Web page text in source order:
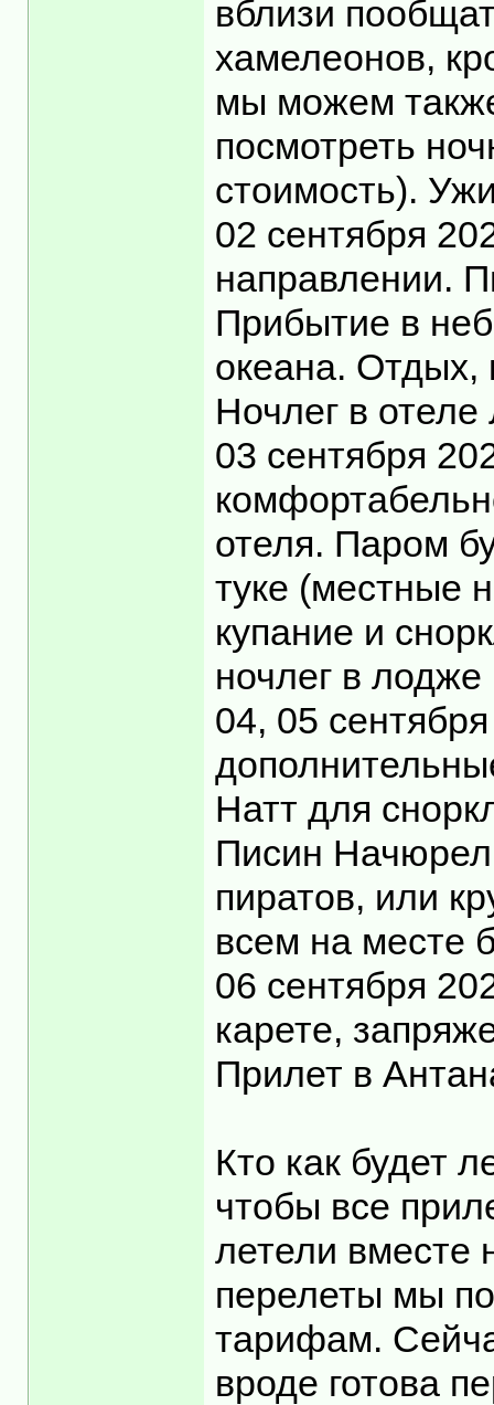
вблизи
хамелеонов,
мы можем
посмотреть
стоимость).
02 сентября
направлении.
Прибытие в
океана. Отдых,
Ночлег в
03 сентября
отеля. Паром
туке (местные
купание и
ночлег в
04, 05
Натт для
Писин Начюрел
пиратов, или
всем на месте
06 сентября
карете,
Прилет в
Кто как будет
чтобы все
летели вместе
перелеты мы
тарифам.
вроде готова